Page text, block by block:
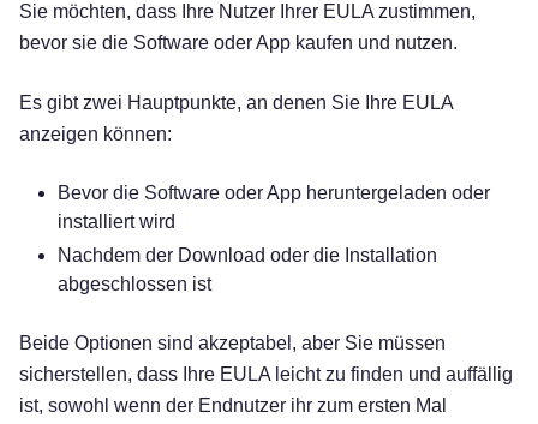
Sie möchten, dass Ihre Nutzer Ihrer EULA zustimmen,
bevor sie die Software oder App kaufen und nutzen.
Es gibt zwei Hauptpunkte, an denen Sie Ihre EULA
anzeigen können:
Bevor die Software oder App heruntergeladen oder
installiert wird
Nachdem der Download oder die Installation
abgeschlossen ist
Beide Optionen sind akzeptabel, aber Sie müssen
sicherstellen, dass Ihre EULA leicht zu finden und auffällig
ist, sowohl wenn der Endnutzer ihr zum ersten Mal